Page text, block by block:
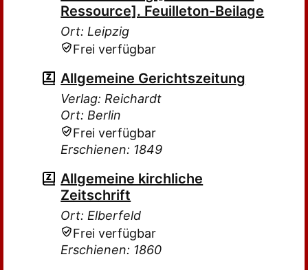
Ressource]. Feuilleton-Beilage
Ort: Leipzig
Frei verfügbar
Allgemeine Gerichtszeitung
Verlag: Reichardt
Ort: Berlin
Frei verfügbar
Erschienen: 1849
Allgemeine kirchliche
Zeitschrift
Ort: Elberfeld
Frei verfügbar
Erschienen: 1860